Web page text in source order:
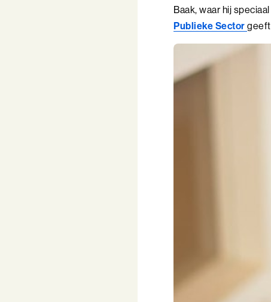
Baak, waar hij
Publieke Sector